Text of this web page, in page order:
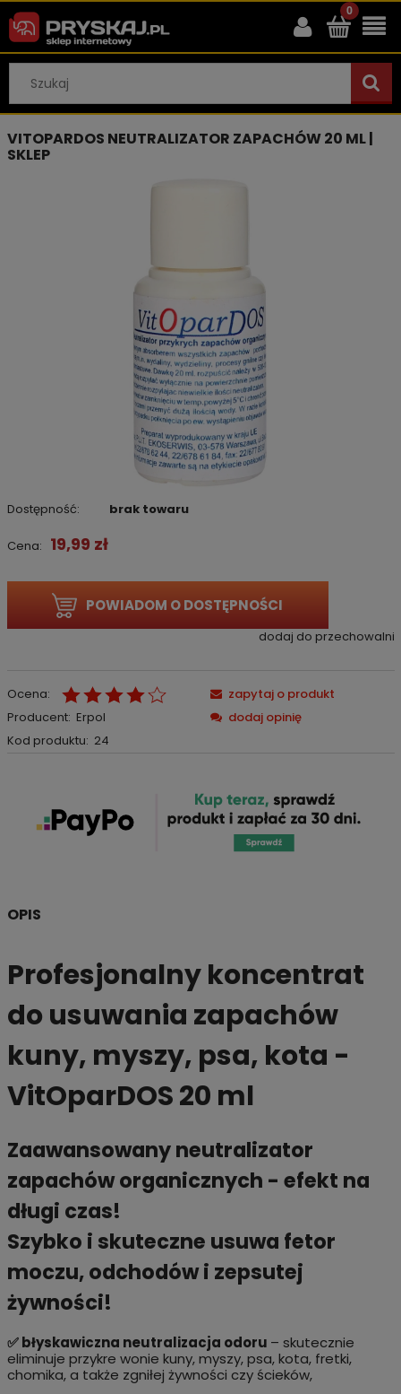
VITOPARDOS NEUTRALIZATOR ZAPACHÓW 20 ML |
SKLEP
Dostępność: brak towaru
Cena: 19,99 zł
POWIADOM O DOSTĘPNOŚCI
dodaj do przechowalni
Ocena:
Producent: Erpol
Kod produktu: 24
zapytaj o produkt
dodaj opinię
OPIS
Profesjonalny koncentrat
do usuwania zapachów
kuny, myszy, psa, kota -
VitOparDOS 20 ml
Zaawansowany neutralizator
zapachów organicznych - efekt na
długi czas!
Szybko i skuteczne usuwa fetor
moczu, odchodów i zepsutej
żywności!
✅ błyskawiczna neutralizacja odoru – skutecznie
eliminuje przykre wonie kuny, myszy, psa, kota, fretki,
chomika, a także zgniłej żywności czy ścieków,